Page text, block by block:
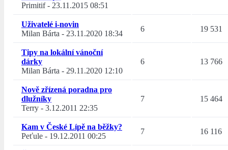
Primitif- 23.11.2015 08:51
Uživatelé i-novin
Milan Bárta - 23.11.2020 18:34
6 19 531
Tipy na lokální vánoční
dárky
Milan Bárta - 29.11.2020 12:10
6 13 766
Nově zřízená poradna pro
dlužníky
Terry - 3.12.2011 22:35
7 15 464
Kam v České Lípě na běžky?
Peťule - 19.12.2011 00:25
7 16 116